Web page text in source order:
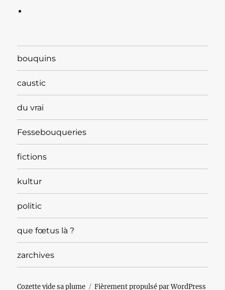
bouquins
caustic
du vrai
Fessebouqueries
fictions
kultur
politic
que fœtus là ?
zarchives
Cozette vide sa plume Fièrement propulsé par WordPress